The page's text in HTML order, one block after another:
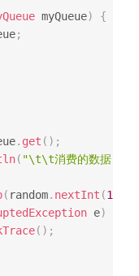
myQueue)
{
;
. get ( ) ;
( "\t\t消费的数据："
( random. nextInt (1000
e)
( ) ;